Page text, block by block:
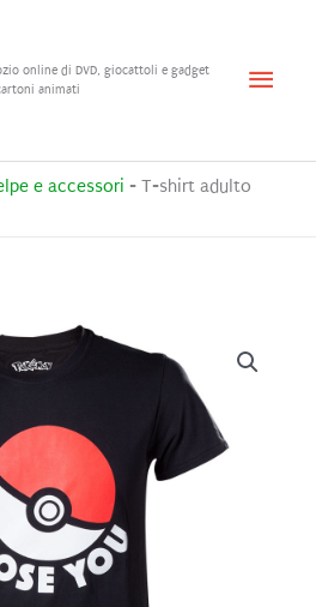
online di DVD, giocattoli e gadget
animati
Menu
e accessori - T-shirt adulto